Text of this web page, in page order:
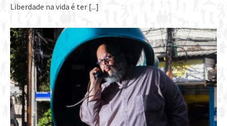
Liberdade na vida é ter [...]